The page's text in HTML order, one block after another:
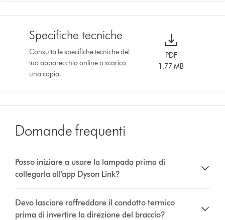
Specifiche tecniche
Consulta le specifiche tecniche del
tuo apparecchio online o scarica
una copia.
PDF
1.77 MB
Domande frequenti
Posso iniziare a usare la lampada prima di
collegarla all'app Dyson Link?
Devo lasciare raffreddare il condotto termico
prima di invertire la direzione del braccio?